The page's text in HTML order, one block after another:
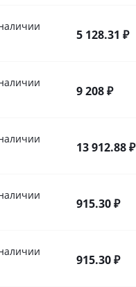
5 128.31 ₽
9 208 ₽
13 912.88 ₽
915.30 ₽
915.30 ₽